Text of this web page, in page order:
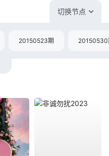
切换节点
20150523期 20150530